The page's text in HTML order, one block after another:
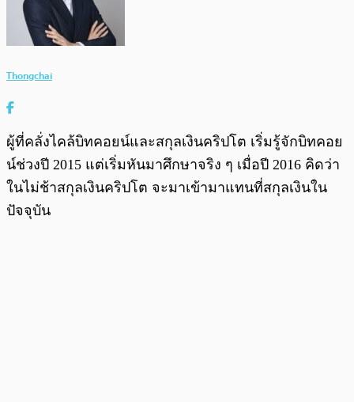
Thongchai
ผู้ที่คลั่งไคล้บิทคอยน์และสกุลเงินคริปโต เริ่มรู้จักบิทคอย
น์ช่วงปี 2015 แต่เริ่มหันมาศึกษาจริง ๆ เมื่อปี 2016 คิดว่า
ในไม่ช้าสกุลเงินคริปโต จะมาเข้ามาแทนที่สกุลเงินใน
ปัจจุบัน